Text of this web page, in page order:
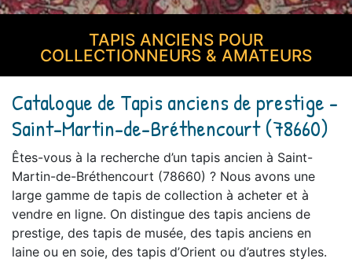
TAPIS ANCIENS POUR
COLLECTIONNEURS & AMATEURS
Catalogue de Tapis anciens de prestige -
Saint-Martin-de-Bréthencourt (78660)
Êtes-vous à la recherche d’un tapis ancien à Saint-
Martin-de-Bréthencourt (78660) ? Nous avons une
large gamme de tapis de collection à acheter et à
vendre en ligne. On distingue des tapis anciens de
prestige, des tapis de musée, des tapis anciens en
laine ou en soie, des tapis d’Orient ou d’autres styles.